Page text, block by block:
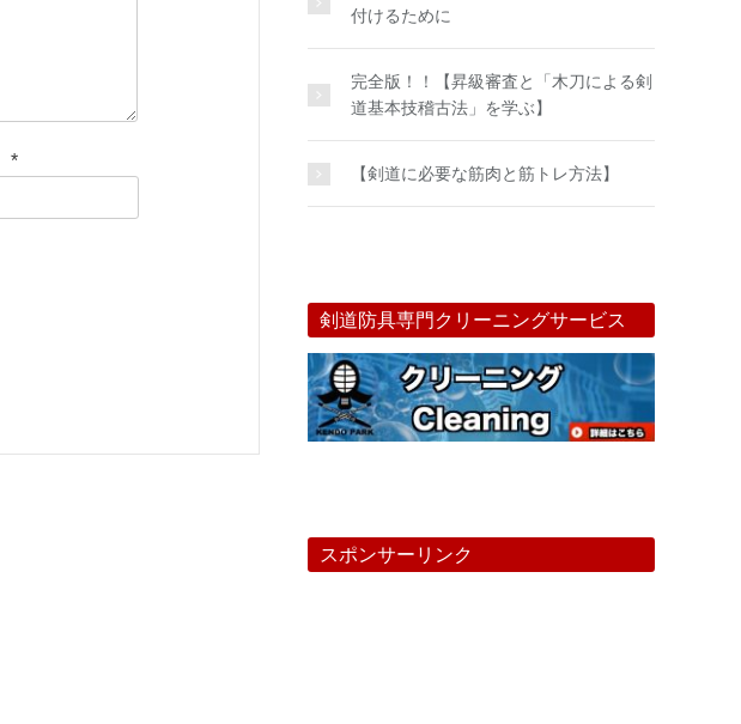
*
付けるために
完全版！！【昇級審査と「木刀による剣
道基本技稽古法」を学ぶ】
【剣道に必要な筋肉と筋トレ方法】
剣道防具専門クリーニングサービス
スポンサーリンク